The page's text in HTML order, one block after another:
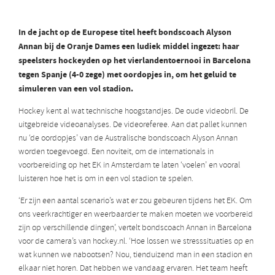
In de jacht op de Europese titel heeft bondscoach Alyson
Annan bij de Oranje Dames een ludiek middel ingezet: haar
speelsters hockeyden op het vierlandentoernooi in Barcelona
tegen Spanje (4-0 zege) met oordopjes in, om het geluid te
simuleren van een vol stadion.
Hockey kent al wat technische hoogstandjes. De oude videobril. De
uitgebreide videoanalyses. De videoreferee. Aan dat pallet kunnen
nu ‘de oordopjes’ van de Australische bondscoach Alyson Annan
worden toegevoegd. Een noviteit, om de internationals in
voorbereiding op het EK in Amsterdam te laten ‘voelen’ en vooral
luisteren hoe het is om in een vol stadion te spelen.
‘Er zijn een aantal scenario’s wat er zou gebeuren tijdens het EK. Om
ons veerkrachtiger en weerbaarder te maken moeten we voorbereid
zijn op verschillende dingen’, vertelt bondscoach Annan in Barcelona
voor de camera’s van hockey.nl. ‘Hoe lossen we stresssituaties op en
wat kunnen we nabootsen? Nou, tienduizend man in een stadion en
elkaar niet horen. Dat hebben we vandaag ervaren. Het team heeft